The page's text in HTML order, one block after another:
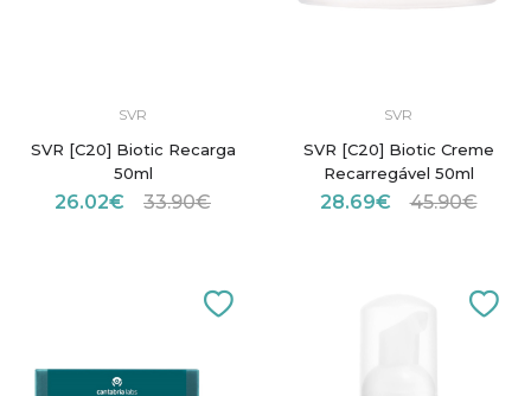
SVR
SVR [C20] Biotic Recarga
50ml
26.02€ 33.90€
SVR
SVR [C20] Biotic Creme
Recarregável 50ml
28.69€ 45.90€